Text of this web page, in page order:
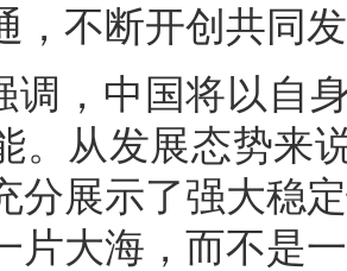
，不断开创共同
调，中国将以自
。从发展态势来
分展示了强大稳
片大海，而不是